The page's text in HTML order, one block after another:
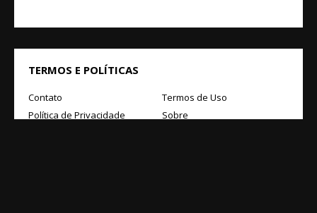
TERMOS E POLÍTICAS
Contato
Termos de Uso
Política de Privacidade
Sobre